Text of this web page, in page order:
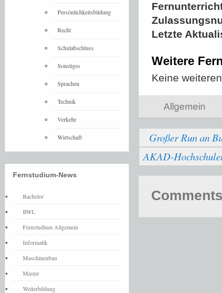
Letzte
Weitere
Keine
Allgemein
Großer Run an
AKAD-
Persönlichkeitsbildung
Recht
Schulabschluss
Sonstiges
Sprachen
Technik
Verkehr
Wirtschaft
Fernstudium-News
Bachelor
BWL
Fernstudium Allgemein
Informatik
Maschinenbau
Master
Weiterbildung